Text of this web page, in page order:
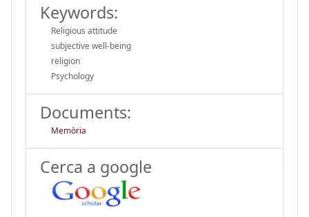
Keywords:
Religious attitude
subjective well-being
religion
Psychology
Documents:
Memòria
Cerca a google